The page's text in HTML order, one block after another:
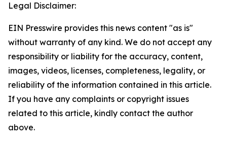
Legal Disclaimer:
EIN Presswire provides this news content "as is"
without warranty of any kind. We do not accept any
responsibility or liability for the accuracy, content,
images, videos, licenses, completeness, legality, or
reliability of the information contained in this article.
If you have any complaints or copyright issues
related to this article, kindly contact the author
above.